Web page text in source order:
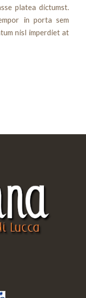
platea dictumst.
in porta sem
nisl imperdiet at